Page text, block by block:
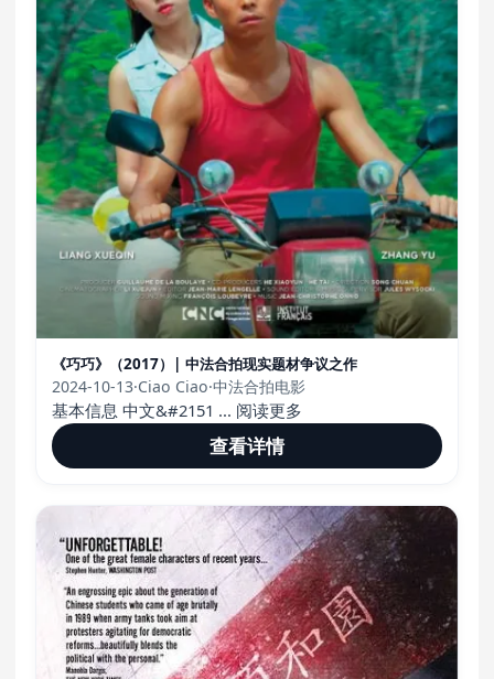
《巧巧》（2017）| 中法合拍现实题材争议之作
2024-10-13·Ciao Ciao·中法合拍电影
基本信息 中文&#2151 ... 阅读更多
查看详情